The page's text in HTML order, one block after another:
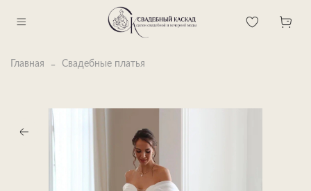
Главная Свадебные платья